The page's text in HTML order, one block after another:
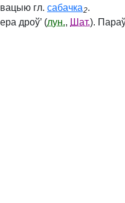
гл. сабачка2.
дроў’ (лун., Шат.).